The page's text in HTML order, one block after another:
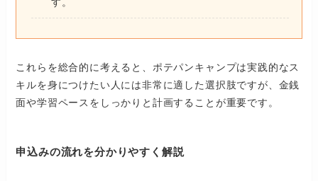
これらを総合的に考えると、ポテパンキャンプは実践的なス
キルを身につけたい人には非常に適した選択肢ですが、金銭
面や学習ペースをしっかりと計画することが重要です。
申込みの流れを分かりやすく解説